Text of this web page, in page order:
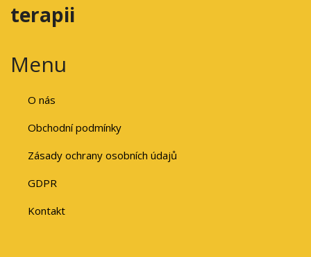
terapii
Menu
O nás
Obchodní podmínky
Zásady ochrany osobních údajů
GDPR
Kontakt